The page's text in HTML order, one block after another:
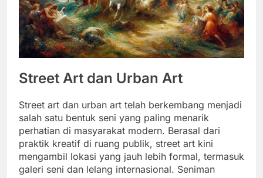
Street Art dan Urban Art
Street art dan urban art telah berkembang menjadi
salah satu bentuk seni yang paling menarik
perhatian di masyarakat modern. Berasal dari
praktik kreatif di ruang publik, street art kini
mengambil lokasi yang jauh lebih formal, termasuk
galeri seni dan lelang internasional. Seniman